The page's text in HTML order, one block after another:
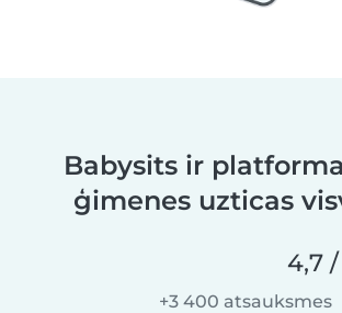
Babysits ir
ģimenes uzticas
4,7
+3 400 atsauksmes